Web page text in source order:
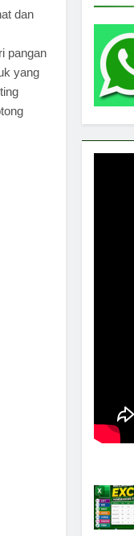
dan
pangan
yang